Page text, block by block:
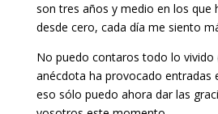
son tres años y medio en los que
desde cero, cada día me siento
No puedo contaros todo lo vivido
anécdota ha provocado entradas
eso sólo puedo ahora dar las